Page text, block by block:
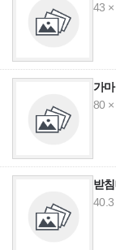
43 ×
가
80 ×
받
40.3